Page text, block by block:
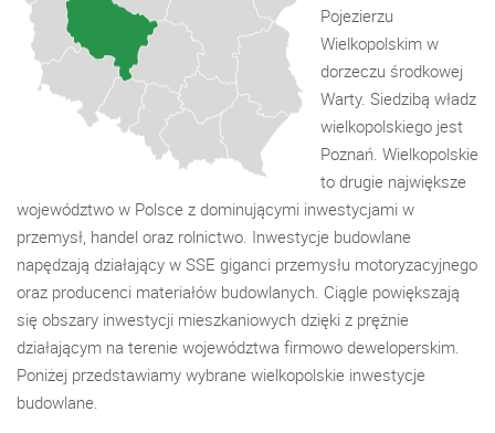
Pojezierzu
Wielkopolskim w
dorzeczu środkowej
Warty. Siedzibą władz
wielkopolskiego jest
Poznań. Wielkopolskie
to drugie największe
województwo w Polsce z dominującymi inwestycjami w
przemysł, handel oraz rolnictwo. Inwestycje budowlane
napędzają działający w SSE giganci przemysłu motoryzacyjnego
oraz producenci materiałów budowlanych. Ciągle powiększają
się obszary inwestycji mieszkaniowych dzięki z prężnie
działającym na terenie województwa firmowo deweloperskim.
Poniżej przedstawiamy wybrane wielkopolskie inwestycje
budowlane.